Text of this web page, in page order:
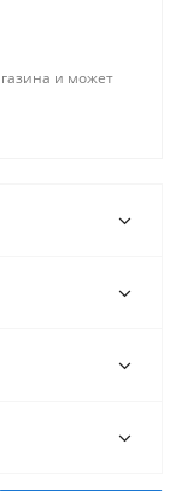
и может